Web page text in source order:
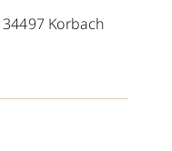
34497 Korbach